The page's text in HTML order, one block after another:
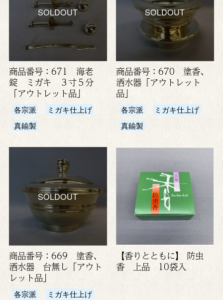
SOLDOUT
商品番号：671 海老
錠 ミガキ ３寸５分
「アウトレット品」
各宗派
ミガキ仕上げ
真鍮製
SOLDOUT
商品番号：670 塗香、
洒水器「アウトレット
品」
各宗派
ミガキ仕上げ
真鍮製
SOLDOUT
商品番号：669 塗香、
洒水器 台無し「アウト
レット品」
各宗派
ミガキ仕上げ
【香りとともに】 防虫
香 上品 10袋入